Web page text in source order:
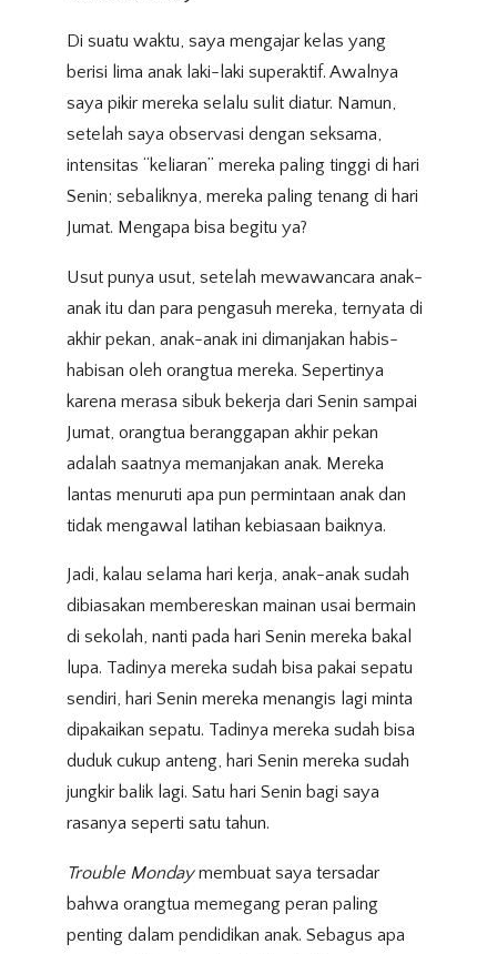
Di suatu waktu, saya mengajar kelas yang
berisi lima anak laki-laki superaktif. Awalnya
saya pikir mereka selalu sulit diatur. Namun,
setelah saya observasi dengan seksama,
intensitas “keliaran” mereka paling tinggi di hari
Senin; sebaliknya, mereka paling tenang di hari
Jumat. Mengapa bisa begitu ya?
Usut punya usut, setelah mewawancara anak-
anak itu dan para pengasuh mereka, ternyata di
akhir pekan, anak-anak ini dimanjakan habis-
habisan oleh orangtua mereka. Sepertinya
karena merasa sibuk bekerja dari Senin sampai
Jumat, orangtua beranggapan akhir pekan
adalah saatnya memanjakan anak. Mereka
lantas menuruti apa pun permintaan anak dan
tidak mengawal latihan kebiasaan baiknya.
Jadi, kalau selama hari kerja, anak-anak sudah
dibiasakan membereskan mainan usai bermain
di sekolah, nanti pada hari Senin mereka bakal
lupa. Tadinya mereka sudah bisa pakai sepatu
sendiri, hari Senin mereka menangis lagi minta
dipakaikan sepatu. Tadinya mereka sudah bisa
duduk cukup anteng, hari Senin mereka sudah
jungkir balik lagi. Satu hari Senin bagi saya
rasanya seperti satu tahun.
Trouble Mondaymembuat saya tersadar
bahwa orangtua memegang peran paling
penting dalam pendidikan anak. Sebagus apa